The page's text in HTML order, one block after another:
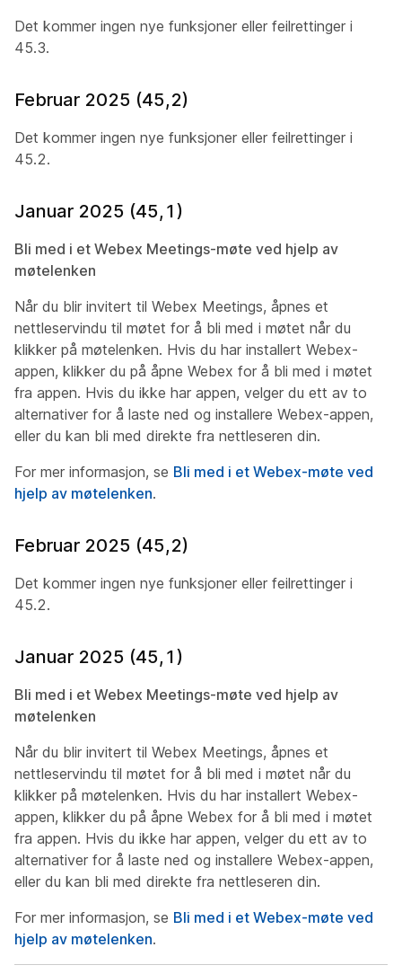
Det kommer ingen nye funksjoner eller feilrettinger i
45.3.
Februar 2025 (45,2)
Det kommer ingen nye funksjoner eller feilrettinger i
45.2.
Januar 2025 (45,1)
Bli med i et Webex Meetings-møte ved hjelp av
møtelenken
Når du blir invitert til Webex Meetings, åpnes et
nettleservindu til møtet for å bli med i møtet når du
klikker på møtelenken. Hvis du har installert Webex-
appen, klikker du på åpne Webex for å bli med i møtet
fra appen. Hvis du ikke har appen, velger du ett av to
alternativer for å laste ned og installere Webex-appen,
eller du kan bli med direkte fra nettleseren din.
For mer informasjon, se Bli med i et Webex-møte ved
hjelp av møtelenken.
Februar 2025 (45,2)
Det kommer ingen nye funksjoner eller feilrettinger i
45.2.
Januar 2025 (45,1)
Bli med i et Webex Meetings-møte ved hjelp av
møtelenken
Når du blir invitert til Webex Meetings, åpnes et
nettleservindu til møtet for å bli med i møtet når du
klikker på møtelenken. Hvis du har installert Webex-
appen, klikker du på åpne Webex for å bli med i møtet
fra appen. Hvis du ikke har appen, velger du ett av to
alternativer for å laste ned og installere Webex-appen,
eller du kan bli med direkte fra nettleseren din.
For mer informasjon, se Bli med i et Webex-møte ved
hjelp av møtelenken.